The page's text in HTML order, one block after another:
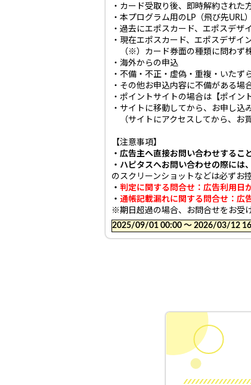
・カード受取り後、即時解約された
・本プログラム用のLP（飛び先
・過去にエポスカード、エポスデ
・現在エポスカード、エポスデザ
（※）カード券面の種類に問わず
・海外からの申込
・不備・不正・虚偽・重複・いたず
・その他お申込内容に不備がある場
・ポイントサイトの場合は【ポイ
・サイトに移動してから、お申し
（サイトにアクセスしてから、お
【注意事項】
・広告主へ直接お問い合わせするこ
・ハピタスへお問い合わせの際には、
のスクリーンショットなどは必ずお
・ 判定に関する問合せ：広告利用日
・ 通帳記載漏れに関する問合せ：広
※期日超過の場合、お問合せをお受
2025/09/01 00:00 〜 2026/03/12